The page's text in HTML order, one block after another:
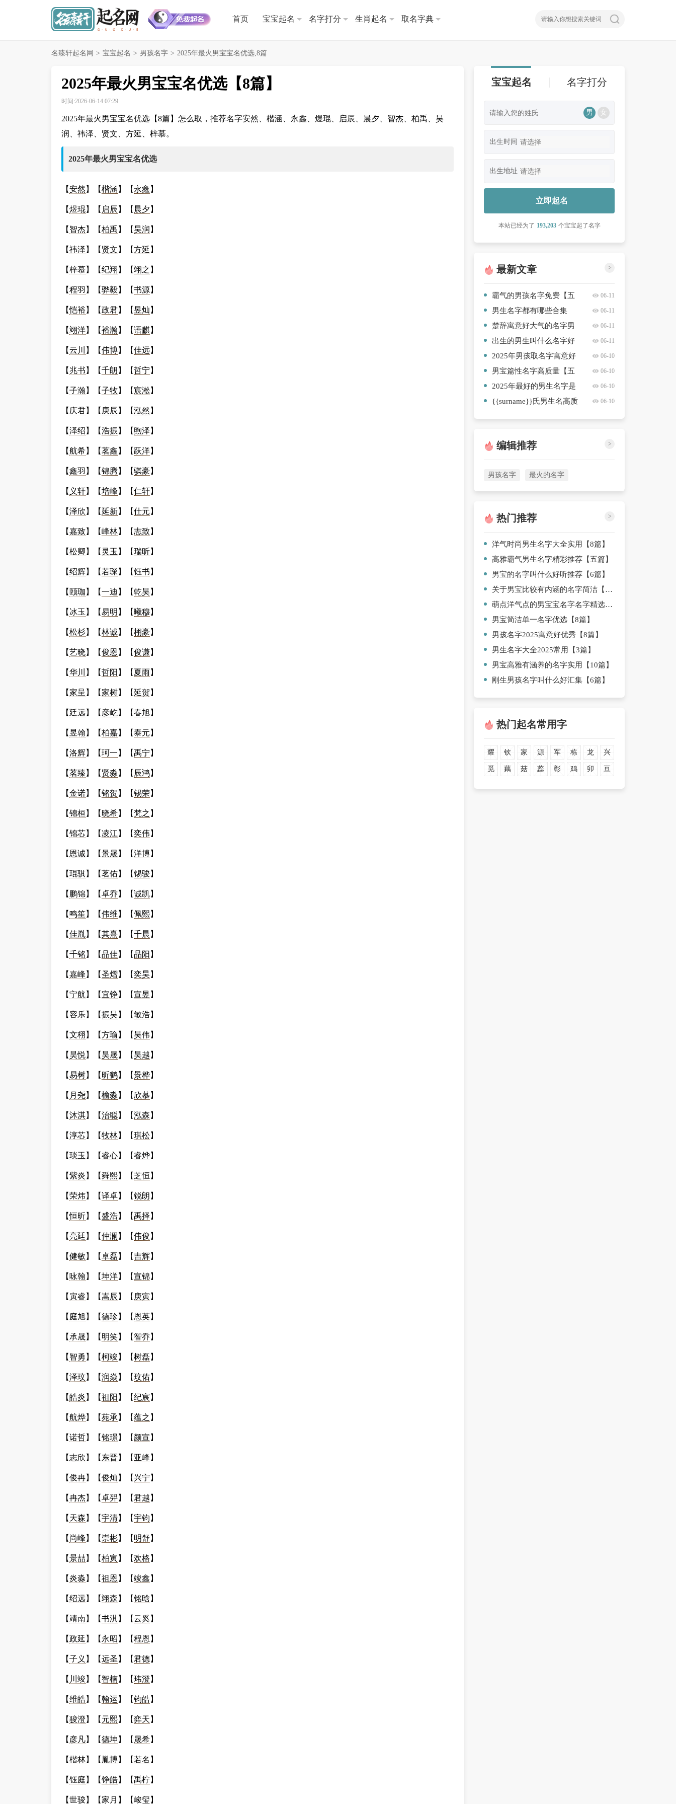
首页 宝宝起名 名字打分 生肖起名 取名字典
名臻轩起名网 > 宝宝起名 > 男孩名字 > 2025年最火男宝宝名优选,8篇
2025年最火男宝宝名优选【8篇】
时间:2026-06-14 07:29
2025年最火男宝宝名优选【8篇】怎么取，推荐名字安然、楷涵、永鑫、煜琨、启辰、晨夕、智杰、柏禹、昊
润、祎泽、贤文、方延、梓慕。
2025年最火男宝宝名优选
【安然 】【楷涵 】【 永鑫 】
【煜琨】【 启辰 】【 晨夕 】
【 智杰】【柏禹 】【 昊润 】
【祎泽 】【 贤文 】【方延 】
【梓慕】【纪翔 】【翊之 】
【程羽 】【骅毅】【书源】
【恺裕】【政君】【 昱灿 】
【翊洋】【裕瀚 】【语麒】
【云川 】【伟博】【佳远】
【兆书 】【千朗 】【哲宁】
【子瀚 】【子牧】【 宸淞】
【 庆君】【 庚辰 】【泓然 】
【泽绍 】【浩振 】【 煦泽 】
【航希】【茗鑫 】【 跃洋】
【鑫羽 】【锦腾】【骐豪 】
【 义轩】【培峰 】【仁轩】
【泽欣 】【延新】【仕元 】
【嘉致】【峰林】【志致】
【松卿 】【 灵玉 】【瑞昕】
【绍辉 】【 若琛 】【钰书 】
【 颐珈 】【一迪 】【乾昊 】
【 冰玉 】【易明 】【 曦穆】
【松杉】【林诚 】【栩豪 】
【艺晓】【俊恩 】【俊谦】
【华川 】【哲阳 】【 夏雨】
【家呈 】【家树】【延贺 】
【廷远】【 彦屹】【春旭】
【 昱翰 】【柏嘉】【泰元 】
【洛辉 】【珂一 】【禹宁】
【茗臻 】【 贤淼 】【 辰鸿】
【金诺】【铭贺 】【锡荣】
【锦桓 】【 晓希】【梵之 】
【锦芯】【凌江 】【奕伟】
【 恩诚 】【景晟 】【洋博】
【琨骐】【茗佑】【锡骏】
【 鹏锦】【卓乔】【诚凯】
【鸣笙】【伟维 】【佩熙】
【佳胤】【其熹】【千晨 】
【千铭 】【品佳】【品阳 】
【嘉峰 】【圣熠】【奕昊 】
【宁航 】【宜铮】【宣昱 】
【容乐】【振昊 】【敏浩】
【文栩 】【方瑜 】【 昊伟】
【 昊悦】【 昊晟 】【 昊越 】
【易树】【 昕鹤】【景桦】
【 月尧】【榆淼 】【 欣慕】
【沐淇】【治聪】【泓森 】
【淳芯】【牧林】【琪松】
【琰玉 】【睿心】【睿烨】
【紫炎 】【舜熙】【芝恒 】
【荣炜】【译卓】【锐朗 】
【恒昕】【 盛浩】【禹择 】
【亮廷 】【仲澜 】【伟俊 】
【健敏 】【卓磊】【吉辉 】
【 咏翰 】【坤洋】【宣锦】
【 寅睿 】【嵩辰 】【 庚寅 】
【 庭旭】【德珍】【 恩英】
【 承晟 】【 明笑】【 智乔】
【 智勇 】【柯竣 】【树磊】
【泽玟】【润焱 】【玟佑】
【皓炎 】【祖阳 】【纪宸 】
【航烨】【苑承 】【蕴之 】
【诺哲】【铭璟】【 颜宣 】
【志欣 】【 东晋】【 亚峰 】
【俊冉】【俊灿 】【 兴宁】
【冉杰】【卓羿】【君越 】
【 天森 】【宇清】【宇钧 】
【 尚峰 】【 崇彬】【 明舒 】
【景喆】【柏寅 】【欢格 】
【炎淼 】【祖恩 】【竣鑫 】
【绍远】【翊森 】【铭晗 】
【靖南】【书淇】【云奚】
【政延 】【 永昭 】【程恩 】
【子义 】【远圣 】【君德】
【 川竣 】【 智楠】【玮澄 】
【维皓】【翰运 】【钧皓】
【骏澄 】【 元熙】【弈天 】
【 彦凡】【德坤 】【 晟希】
【楷林】【 胤博】【 若名 】
【钰庭 】【铮皓】【禹柠】
【世骏】【家月 】【峻玺 】
宝宝起名 名字打分
男 女
出生时间
出生地址
立即起名
本站已经为了 193,203 个宝宝起了名字
最新文章 >
霸气的男孩名字免费【五
篇】
06-11
男生名字都有哪些合集
【八篇】
06-11
楚辞寓意好大气的名字男
孩精选名字【6篇】
06-11
出生的男生叫什么名字好
精选【10篇】
06-11
2025年男孩取名字寓意好
的字简洁【10篇】
06-10
男宝篇性名字高质量【五
篇】
06-10
2025年最好的男生名字是
什么实用【七篇】
06-10
{{surname}}氏男生名高质
06-10
编辑推荐 >
男孩名字 最火的名字
热门推荐 >
洋气时尚男生名字大全实用【8篇】
高雅霸气男生名字精彩推荐【五篇】
男宝的名字叫什么好听推荐【6篇】
关于男宝比较有内涵的名字简洁【九篇】
萌点洋气点的男宝宝名字名字精选【八篇】
男宝简洁单一名字优选【8篇】
男孩名字2025寓意好优秀【8篇】
男生名字大全2025常用【3篇】
男宝高雅有涵养的名字实用【10篇】
刚生男孩名字叫什么好汇集【6篇】
热门起名常用字
耀 钦 家 源 军 栋 龙 兴
觅 藕 菇 蕊 彰 鸡 卯 豆